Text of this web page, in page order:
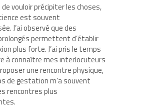
vouloir précipiter les choses,
est souvent
J’ai observé que des
permettent d’établir
plus forte. J’ai pris le temps
à connaître mes interlocuteurs
une rencontre physique,
de gestation m’a souvent
rencontres plus